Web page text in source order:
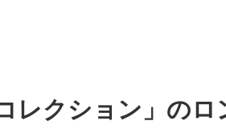
レクション」の